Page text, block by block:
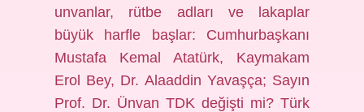
unvanlar, rütbe adları ve lakaplar
büyük harfle başlar: Cumhurbaşkanı
Mustafa Kemal Atatürk, Kaymakam
Erol Bey, Dr. Alaaddin Yavaşça; Sayın
Prof. Dr. Ünvan TDK değişti mi? Türk